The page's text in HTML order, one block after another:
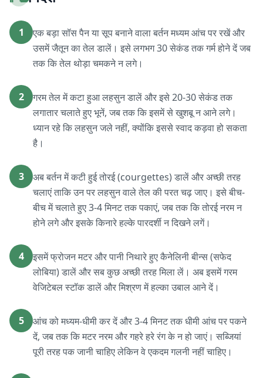
1
एक बड़ा सॉस पैन या सूप बनाने वाला बर्तन मध्यम आंच पर रखें और
उसमें जैतून का तेल डालें। इसे लगभग 30 सेकंड तक गर्म होने दें जब
तक कि तेल थोड़ा चमकने न लगे।
2
गरम तेल में कटा हुआ लहसुन डालें और इसे 20-30 सेकंड तक
लगातार चलाते हुए भूनें, जब तक कि इसमें से खुशबू न आने लगे।
ध्यान रहे कि लहसुन जले नहीं, क्योंकि इससे स्वाद कड़वा हो सकता
है।
3
अब बर्तन में कटी हुई तोरई (courgettes) डालें और अच्छी तरह
चलाएं ताकि उन पर लहसुन वाले तेल की परत चढ़ जाए। इसे बीच-
बीच में चलाते हुए 3-4 मिनट तक पकाएं, जब तक कि तोरई नरम न
होने लगे और इसके किनारे हल्के पारदर्शी न दिखने लगें।
4
इसमें फ्रोजन मटर और पानी निथारे हुए कैनेलिनी बीन्स (सफेद
लोबिया) डालें और सब कुछ अच्छी तरह मिला लें। अब इसमें गरम
वेजिटेबल स्टॉक डालें और मिश्रण में हल्का उबाल आने दें।
5
आंच को मध्यम-धीमी कर दें और 3-4 मिनट तक धीमी आंच पर पकने
दें, जब तक कि मटर नरम और गहरे हरे रंग के न हो जाएं। सब्जियां
पूरी तरह पक जानी चाहिए लेकिन वे एकदम गलनी नहीं चाहिए।